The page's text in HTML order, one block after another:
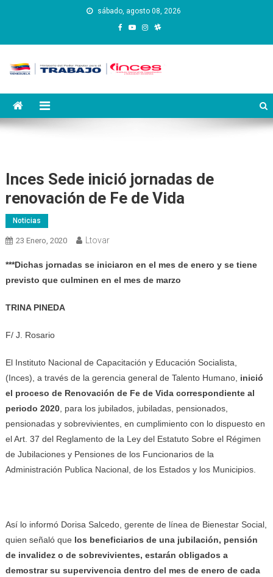
sábado, agosto 08, 2026
Instituto Nacional de
Capacitación y Educación
Inces Sede inició jornadas de
renovación de Fe de Vida
Noticias
23 Enero, 2020 Ltovar
***Dichas jornadas se iniciaron en el mes de enero y se tiene
previsto que culminen en el mes de marzo
TRINA PINEDA
F/ J. Rosario
El Instituto Nacional de Capacitación y Educación Socialista,
(Inces), a través de la gerencia general de Talento Humano, inició
el proceso de Renovación de Fe de Vida correspondiente al
periodo 2020, para los jubilados, jubiladas, pensionados,
pensionadas y sobrevivientes, en cumplimiento con lo dispuesto en
el Art. 37 del Reglamento de la Ley del Estatuto Sobre el Régimen
de Jubilaciones y Pensiones de los Funcionarios de la
Administración Publica Nacional, de los Estados y los Municipios.
Así lo informó Dorisa Salcedo, gerente de línea de Bienestar Social,
quien señaló quelos beneficiarios de una jubilación, pensión
de invalidez o de sobrevivientes, estarán obligados a
demostrar su supervivencia dentro del mes de enero de cada